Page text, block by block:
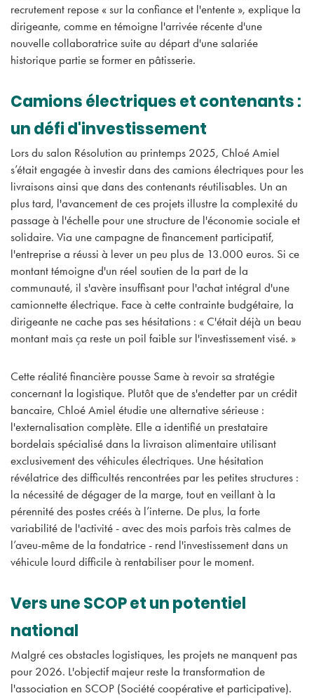
recrutement repose « sur la confiance et l'entente », explique la
dirigeante, comme en témoigne l'arrivée récente d'une
nouvelle collaboratrice suite au départ d'une salariée
historique partie se former en pâtisserie.
Camions électriques et contenants :
un défi d'investissement
Lors du salon Résolution au printemps 2025, Chloé Amiel
s’était engagée à investir dans des camions électriques pour les
livraisons ainsi que dans des contenants réutilisables. Un an
plus tard, l'avancement de ces projets illustre la complexité du
passage à l'échelle pour une structure de l'économie sociale et
solidaire. Via une campagne de financement participatif,
l'entreprise a réussi à lever un peu plus de 13.000 euros. Si ce
montant témoigne d'un réel soutien de la part de la
communauté, il s'avère insuffisant pour l'achat intégral d'une
camionnette électrique. Face à cette contrainte budgétaire, la
dirigeante ne cache pas ses hésitations : « C'était déjà un beau
montant mais ça reste un poil faible sur l'investissement visé. »
Cette réalité financière pousse Same à revoir sa stratégie
concernant la logistique. Plutôt que de s'endetter par un crédit
bancaire, Chloé Amiel étudie une alternative sérieuse :
l'externalisation complète. Elle a identifié un prestataire
bordelais spécialisé dans la livraison alimentaire utilisant
exclusivement des véhicules électriques. Une hésitation
révélatrice des difficultés rencontrées par les petites structures :
la nécessité de dégager de la marge, tout en veillant à la
pérennité des postes créés à l’interne. De plus, la forte
variabilité de l'activité - avec des mois parfois très calmes de
l’aveu-même de la fondatrice - rend l'investissement dans un
véhicule lourd difficile à rentabiliser pour le moment.
Vers une SCOP et un potentiel
national
Malgré ces obstacles logistiques, les projets ne manquent pas
pour 2026. L'objectif majeur reste la transformation de
l'association en SCOP (Société coopérative et participative).